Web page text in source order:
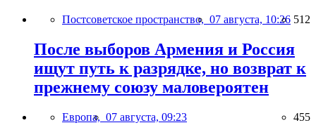
Постсоветское пространство, 07 августа, 10:26 512
После выборов Армения и Россия
ищут путь к разрядке, но возврат к
прежнему союзу маловероятен
Европа, 07 августа, 09:23 455